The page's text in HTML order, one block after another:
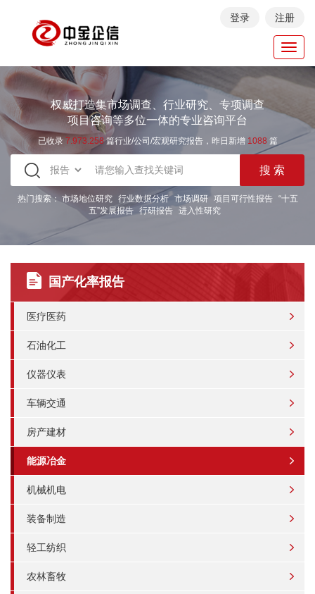
登录 注册
权威打造集市场调查、行业研究、专项调查
项目咨询等多位一体的专业咨询平台
已收录 7.973.258篇行业/公司/宏观研究报告，昨日新增 1088 篇
热门搜索： 市场地位研究 行业数据分析 市场调研 项目可行性报告
“十五
五”发展报告 行研报告 进入性研究
国产化率报告
医疗医药
石油化工
仪器仪表
车辆交通
房产建材
能源冶金
机械机电
装备制造
轻工纺织
农林畜牧